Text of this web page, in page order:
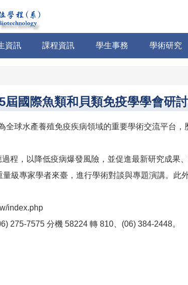
資訊 課程資訊 學生事務 學術研究
國際魚類和貝類免疫學學會研
全球水產養殖免疫疾病領域的重要學術交流平台
程，以降低疫病爆發風險，並促進最新研究成果
級專家學者來臺，進行學術對談與專題演講。此
index.php
275-7575 分機 58224 轉 810、(06) 384-2448。